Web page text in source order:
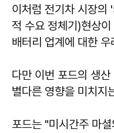
이처럼 전기차 시장의
적 수요 정체기)현상
배터리 업계에 대한
다만 이번 포드의 생
별다른 영향을 미치지
포드는 "미시간주 마